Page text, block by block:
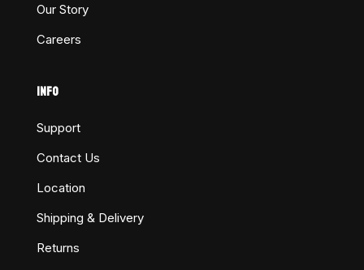
Our Story
Careers
INFO
Support
Contact Us
Location
Shipping & Delivery
Returns